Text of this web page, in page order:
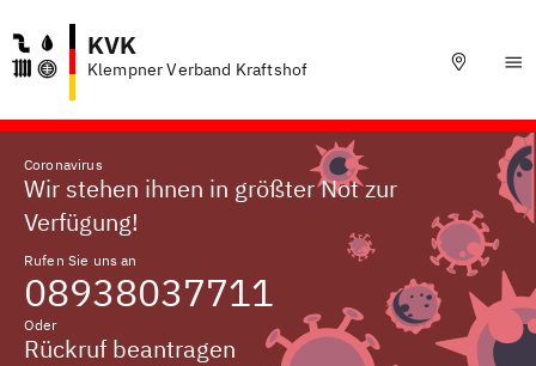
KVK
Klempner Verband Kraftshof
Coronavirus
Wir stehen ihnen in größter Not zur
Verfügung!
Rufen Sie uns an
08938037711
Oder
Rückruf beantragen